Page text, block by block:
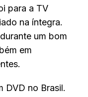
para a TV
na íntegra.
um bom
em
DVD no Brasil.